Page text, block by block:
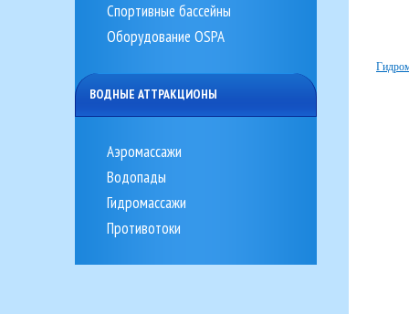
Спортивные бассейны
Оборудование OSPA
ВОДНЫЕ АТТРАКЦИОНЫ
Аэромассажи
Водопады
Гидромассажи
Противотоки